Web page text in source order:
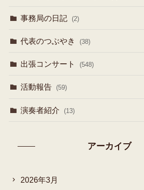
事務局の日記 (2)
代表のつぶやき (38)
出張コンサート (548)
活動報告 (59)
演奏者紹介 (13)
アーカイブ
2026年3月